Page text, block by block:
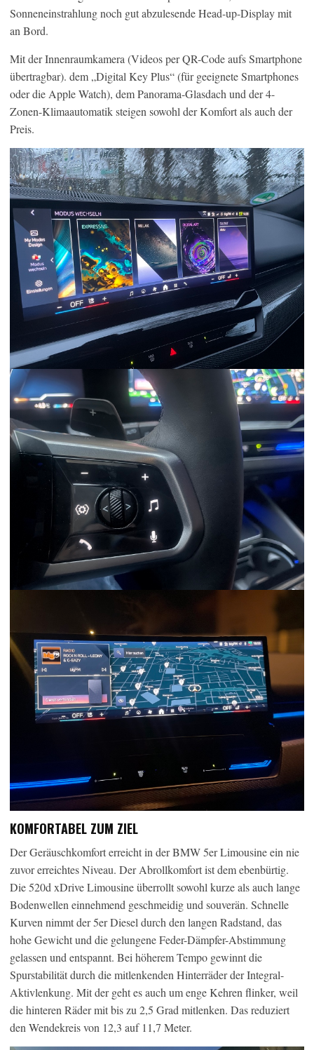
Sonneneinstrahlung noch gut abzulesende Head-up-Display mit
an Bord.
Mit der Innenraumkamera (Videos per QR-Code aufs Smartphone
übertragbar). dem „Digital Key Plus“ (für geeignete Smartphones
oder die Apple Watch), dem Panorama-Glasdach und der 4-
Zonen-Klimaautomatik steigen sowohl der Komfort als auch der
Preis.
KOMFORTABEL ZUM ZIEL
Der Geräuschkomfort erreicht in der BMW 5er Limousine ein nie
zuvor erreichtes Niveau. Der Abrollkomfort ist dem ebenbürtig.
Die 520d xDrive Limousine überrollt sowohl kurze als auch lange
Bodenwellen einnehmend geschmeidig und souverän. Schnelle
Kurven nimmt der 5er Diesel durch den langen Radstand, das
hohe Gewicht und die gelungene Feder-Dämpfer-Abstimmung
gelassen und entspannt. Bei höherem Tempo gewinnt die
Spurstabilität durch die mitlenkenden Hinterräder der Integral-
Aktivlenkung. Mit der geht es auch um enge Kehren flinker, weil
die hinteren Räder mit bis zu 2,5 Grad mitlenken. Das reduziert
den Wendekreis von 12,3 auf 11,7 Meter.